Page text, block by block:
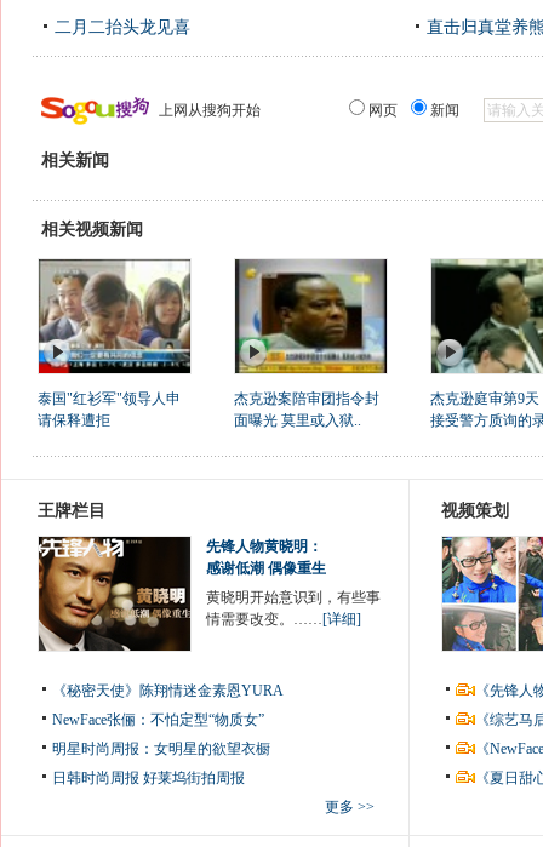
二月二抬头龙见喜 直击归真堂养
上网从搜狗开始 网页 新闻
相关新闻
相关视频新闻
泰国"红衫军"领导人申
请保释遭拒
杰克逊案陪审团指令封
面曝光 莫里或入狱..
杰克逊庭审第9天
接受警方质询的
王牌栏目
先锋人物黄晓明：
感谢低潮 偶像重生
黄晓明开始意识到，有些事
情需要改变。……[详细]
《秘密天使》陈翔情迷金素恩YURA
NewFace张俪：不怕定型“物质女”
明星时尚周报：女明星的欲望衣橱
日韩时尚周报 好莱坞街拍周报
更多 >>
视频策划
《先锋
《综艺
《
《夏日